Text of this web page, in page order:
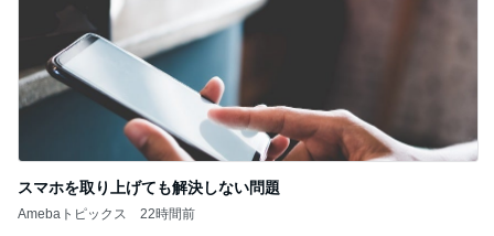
スマホを取り上げても解決しない問題
Amebaトピックス 22時間前